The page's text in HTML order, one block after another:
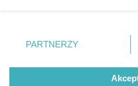
Gliwice
zmienić/wycofać klikając
znajdujący się w lewym
rodzaje przetwarzania danych
użytkownika, ale masz prawo
PARTNERZY